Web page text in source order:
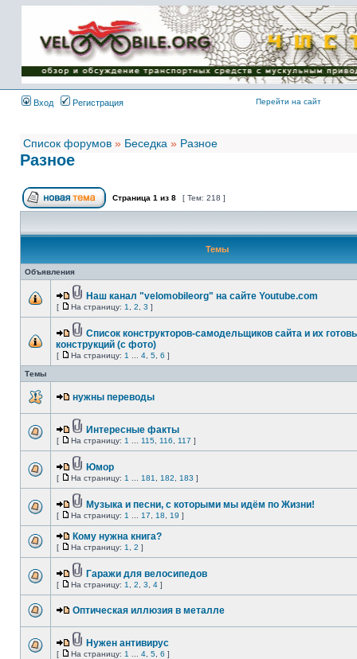
Имя пользователя:
Пароль:
{ LOG_ME_IN_SHORT
}
Вход
Регистрация Перейти на сайт
Список форумов » Беседка » Разное
Разное
Страница 1 из 8 [ Тем: 218 ]
Темы
Объявления
Наш канал "velomobileorg" на сайте Youtube.com
[ На страницу: 1 2 3 ]
Список конструкторов-самодельщиков сайта и их
конструкций (с фото)
[ На страницу: 1 4 5 6 ]
Темы
нужны переводы
Интересные факты
[ На страницу: 1 115 116 117 ]
Юмор
[ На страницу: 1 181 182 183 ]
Музыка и песни, с которыми мы идём по Жизни!
[ На страницу: 1 17 18 19 ]
Кому нужна книга?
[ На страницу: 1 2 ]
Гаражи для велосипедов
[ На страницу: 1 2 3 4 ]
Оптическая иллюзия в металле
Нужен антивирус
[ На страницу: 1 4 5 6 ]